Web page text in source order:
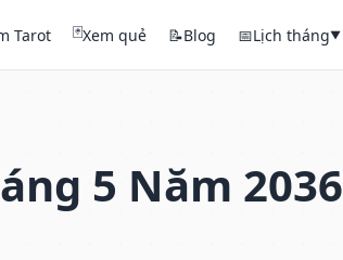
Tarot 🃏Xem quẻ 📝Blog 📅Lịch tháng▼
5 Năm 2036